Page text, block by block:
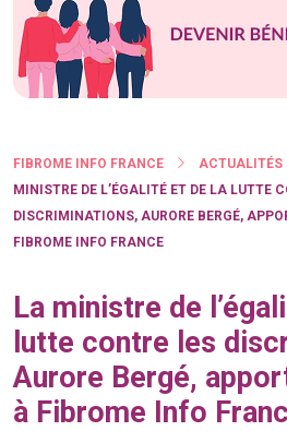
FIBROME INFO FRANCE ACTUALITÉS
MINISTRE DE L’ÉGALITÉ ET DE LA LUTTE
DISCRIMINATIONS, AURORE BERGÉ,
FIBROME INFO FRANCE
La ministre de
lutte contre les
Aurore Bergé,
à Fibrome Info